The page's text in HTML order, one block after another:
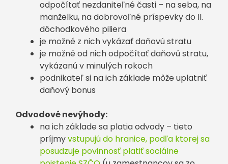
odpočítať nezdaniteľné časti – na seba, na
manželku, na dobrovoľné príspevky do II.
dôchodkového piliera
je možné z nich vykázať daňovú stratu
je možné od nich odpočítať daňovú stratu,
vykázanú v minulých rokoch
podnikateľ si na ich základe môže uplatniť
daňový bonus
Odvodové nevýhody:
na ich základe sa platia odvody – tieto
príjmyvstupujú do hranice, podľa ktorej sa
posudzuje povinnosť platiť sociálne